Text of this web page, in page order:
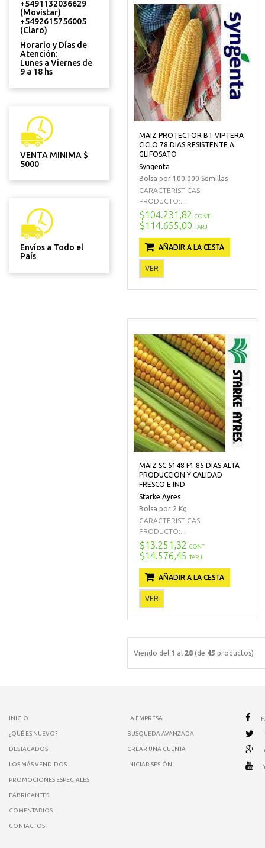
+5491132036629
(Movistar)
+5492615756005
(Claro)
Horario y Días de
Atención:
Lunes a Viernes de
9 a 18 hs
VENTA MINIMA $
5000
Envíos a Todo el
País
MAIZ PROTECTOR BT VIPTERA
CICLO 78 DIAS RESISTENTE A
GLIFOSATO
Syngenta
Bolsa por 100.000 Semillas
CARACTERISTICAS
PRODUCTO:...
$104.231,82 CONT
$114.655,00 TARJ
AÑADIR A LA CESTA
VER
MAIZ SC 5148 F1 85 DIAS ALTA
PRODUCCION Y CALIDAD
FRESCO E IND
Starke Ayres
Bolsa por 2 Kg
CARACTERISTICAS
PRODUCTO:...
$13.251,32 CONT
$14.576,45 TARJ
AÑADIR A LA CESTA
VER
Viendo del 1 al 28 (de 45 productos)
INICIO
¿QUÉ ES NUEVO?
DESTACADOS
LOS MÁS VENDIDOS
PROMOCIONES ESPECIALES
FABRICANTES
COMENTARIOS
CONTACTOS
LA EMPRESA
BUSQUEDA AVANZADA
CREAR UNA CUENTA
INICIAR SESIÓN